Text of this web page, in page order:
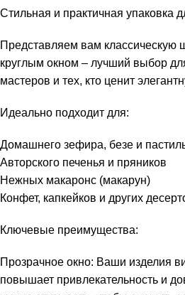
Стильная и практичная упаковка
Представляем вам классическую
круглым окном – лучший выбор
мастеров и тех, кто ценит
Идеально подходит для:
Домашнего зефира, безе и
Авторского печенья и пряников
Нежных макаронс (макарун)
Конфет, капкейков и других
Ключевые преимущества:
Прозрачное окно: Ваши изделия
повышает привлекательность и